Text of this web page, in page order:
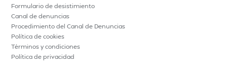
Formulario de desistimiento
Canal de denuncias
Procedimiento del Canal de Denuncias
Política de cookies
Términos y condiciones
Política de privacidad